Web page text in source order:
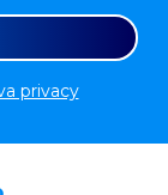
privacy